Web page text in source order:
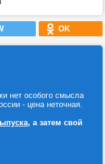
OK
нет особого смысла
- цена неточная.
, а затем свой